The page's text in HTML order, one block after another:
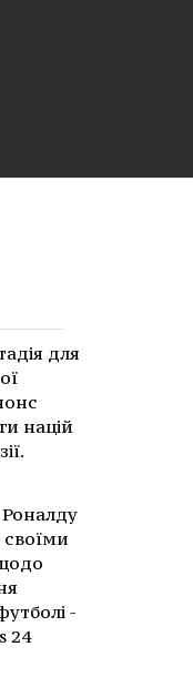
для
націй
Роналду
своїми
-
24